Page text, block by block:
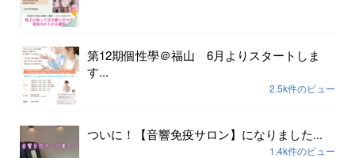
第12期個性學＠福山 6月よりスタートしま
す...
2.5k件のビュー
ついに！【音響免疫サロン】になりました...
1.4k件のビュー